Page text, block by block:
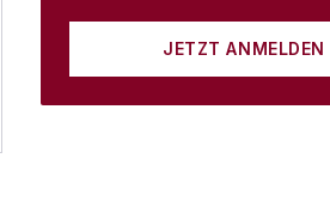
JETZT ANMELDEN